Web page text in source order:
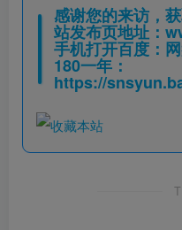
感谢您的来访，
站发布页地址：
手机打开百度：
180一年：
https://